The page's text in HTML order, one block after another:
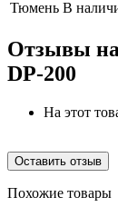
Тюмень В
Отзывы на
DP-200
На этот
Оставить отзыв
Похожие товары